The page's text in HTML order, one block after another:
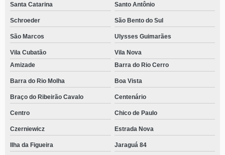
Santa Catarina Santo Antônio
Schroeder São Bento do Sul
São Marcos Ulysses Guimarães
Vila Cubatão
Vila Nova
Amizade
Barra do Rio Cerro
Barra do Rio Molha Boa Vista
Braço do Ribeirão Cavalo Centenário
Centro Chico de Paulo
Czerniewicz Estrada Nova
Ilha da Figueira Jaraguá 84